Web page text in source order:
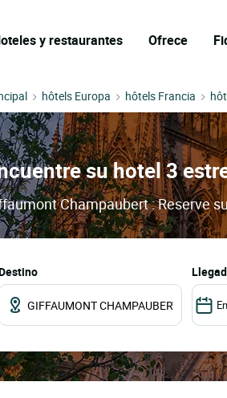
y restaurantes Ofrece
hôtels Europa hôtels Francia
su hotel 3
Champaubert : Reserve